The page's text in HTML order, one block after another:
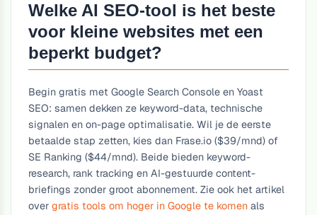
Welke AI SEO-tool is het beste
voor kleine websites met een
beperkt budget?
Begin gratis met Google Search Console en Yoast
SEO: samen dekken ze keyword-data, technische
signalen en on-page optimalisatie. Wil je de eerste
betaalde stap zetten, kies dan Frase.io ($39/mnd) of
SE Ranking ($44/mnd). Beide bieden keyword-
research, rank tracking en AI-gestuurde content-
briefings zonder groot abonnement. Zie ook het artikel
overgratis tools om hoger in Google te komen als